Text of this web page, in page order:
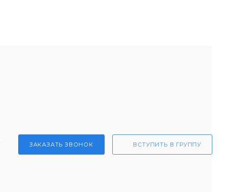
ЗАКАЗАТЬ ЗВОНОК ВСТУПИТЬ В ГРУППУ